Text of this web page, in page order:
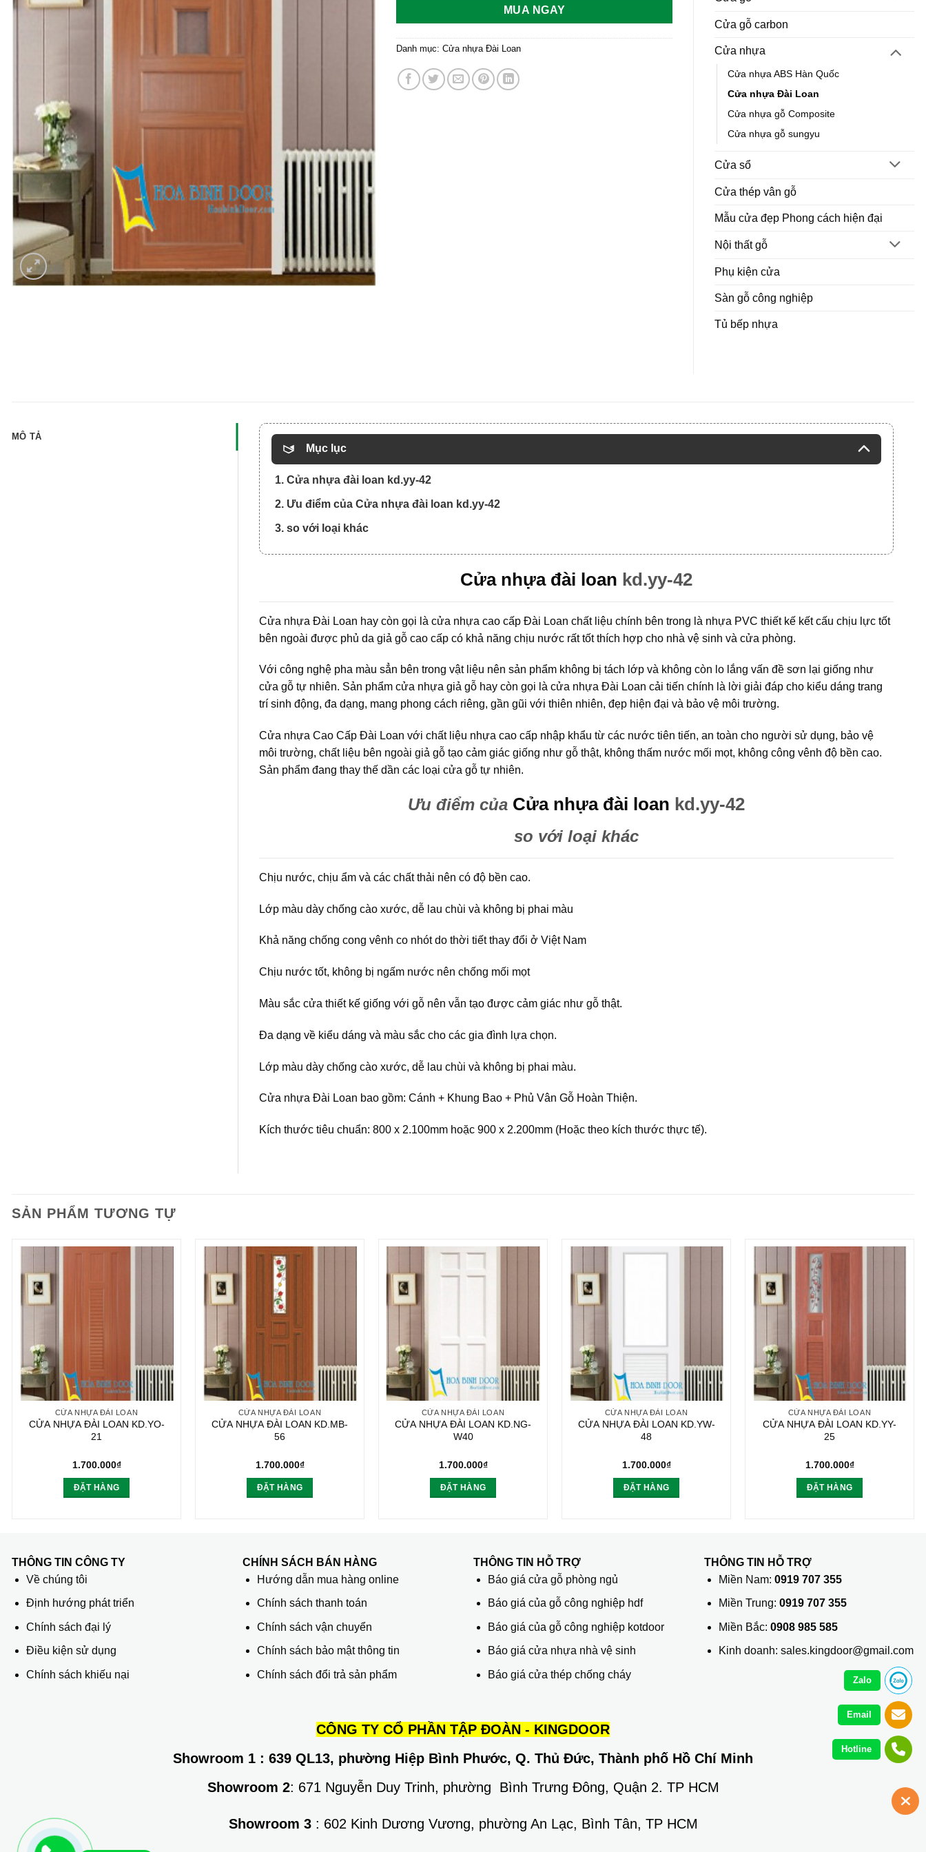
MUA NGAY
Danh mục:Cửa nhựa Đài Loan
Cửa gỗ carbon
Cửa nhựa
Cửa nhựa ABS Hàn Quốc
Cửa nhựa Đài Loan
Cửa nhựa gỗ Composite
Cửa nhựa gỗ sungyu
Cửa sổ
Cửa thép vân gỗ
Mẫu cửa đẹp Phong cách hiện đại
Nội thất gỗ
Phụ kiện cửa
Sàn gỗ công nghiệp
Tủ bếp nhựa
MÔ TẢ
Mục lục
1. Cửa nhựa đài loan kd.yy-42
2. Ưu điểm của Cửa nhựa đài loan kd.yy-42
3. so với loại khác
Cửa nhựa đài loan kd.yy-42
Cửa nhựa Đài Loan hay còn gọi là cửa nhựa cao cấp Đài Loan chất liệu chính bên trong là nhựa PVC thiết kế kết cấu chịu lực tốt
bên ngoài được phủ da giả gỗ cao cấp có khả năng chịu nước rất tốt thích hợp cho nhà vệ sinh và cửa phòng.
Với công nghệ pha màu sẳn bên trong vật liệu nên sản phẩm không bị tách lớp và không còn lo lắng vấn đề sơn lại giống như
cửa gỗ tự nhiên. Sản phẩm cửa nhựa giả gỗ hay còn gọi là cửa nhựa Đài Loan cải tiến chính là lời giải đáp cho kiểu dáng trang
trí sinh động, đa dạng, mang phong cách riêng, gần gũi với thiên nhiên, đẹp hiện đại và bảo vệ môi trường.
Cửa nhựa Cao Cấp Đài Loan với chất liệu nhựa cao cấp nhập khẩu từ các nước tiên tiến, an toàn cho người sử dụng, bảo vệ
môi trường, chất liệu bên ngoài giả gỗ tạo cảm giác giống như gỗ thật, không thấm nước mối mọt, không công vênh độ bền cao.
Sản phẩm đang thay thế dần các loại cửa gỗ tự nhiên.
Ưu điểm của Cửa nhựa đài loan kd.yy-42
so với loại khác
Chịu nước, chịu ẩm và các chất thải nên có độ bền cao.
Lớp màu dày chống cào xước, dễ lau chùi và không bị phai màu
Khả năng chống cong vênh co nhót do thời tiết thay đổi ở Việt Nam
Chịu nước tốt, không bị ngấm nước nên chống mối mọt
Màu sắc cửa thiết kế giống với gỗ nên vẫn tạo được cảm giác như gỗ thật.
Đa dạng về kiểu dáng và màu sắc cho các gia đình lựa chọn.
Lớp màu dày chống cào xước, dễ lau chùi và không bị phai màu.
Cửa nhựa Đài Loan bao gồm: Cánh + Khung Bao + Phủ Vân Gỗ Hoàn Thiện.
Kích thước tiêu chuẩn: 800 x 2.100mm hoặc 900 x 2.200mm (Hoặc theo kích thước thực tế).
SẢN PHẨM TƯƠNG TỰ
CỬA NHỰA ĐÀI LOAN
CỬA NHỰA ĐÀI LOAN KD.YO-
21
1.700.000₫
ĐẶT HÀNG
CỬA NHỰA ĐÀI LOAN
CỬA NHỰA ĐÀI LOAN KD.MB-
56
1.700.000₫
ĐẶT HÀNG
CỬA NHỰA ĐÀI LOAN
CỬA NHỰA ĐÀI LOAN KD.NG-
W40
1.700.000₫
ĐẶT HÀNG
CỬA NHỰA ĐÀI LOAN
CỬA NHỰA ĐÀI LOAN KD.YW-
48
1.700.000₫
ĐẶT HÀNG
CỬA NHỰA ĐÀI LOAN
CỬA NHỰA ĐÀI LOAN KD.YY-
25
1.700.000₫
ĐẶT HÀNG
THÔNG TIN CÔNG TY
Về chúng tôi
Định hướng phát triển
Chính sách đại lý
Điều kiện sử dụng
Chính sách khiếu nại
CHÍNH SÁCH BÁN HÀNG
Hướng dẫn mua hàng online
Chính sách thanh toán
Chính sách vận chuyển
Chính sách bảo mật thông tin
Chính sách đổi trả sản phẩm
THÔNG TIN HỖ TRỢ
Báo giá cửa gỗ phòng ngủ
Báo giá của gỗ công nghiệp hdf
Báo giá của gỗ công nghiệp kotdoor
Báo giá cửa nhựa nhà vệ sinh
Báo giá cửa thép chống cháy
THÔNG TIN HỖ TRỢ
Miền Nam: 0919 707 355
Miền Trung: 0919 707 355
Miền Bắc: 0908 985 585
Kinh doanh: sales.kingdoor@gmail.com
CÔNG TY CỔ PHẦN TẬP ĐOÀN - KINGDOOR
Showroom 1 : 639 QL13, phường Hiệp Bình Phước, Q. Thủ Đức, Thành phố Hồ Chí Minh
Showroom 2: 671 Nguyễn Duy Trinh, phường Bình Trưng Đông, Quận 2. TP HCM
Showroom 3: 602 Kinh Dương Vương, phường An Lạc, Bình Tân, TP HCM
Zalo
Email
Hotline